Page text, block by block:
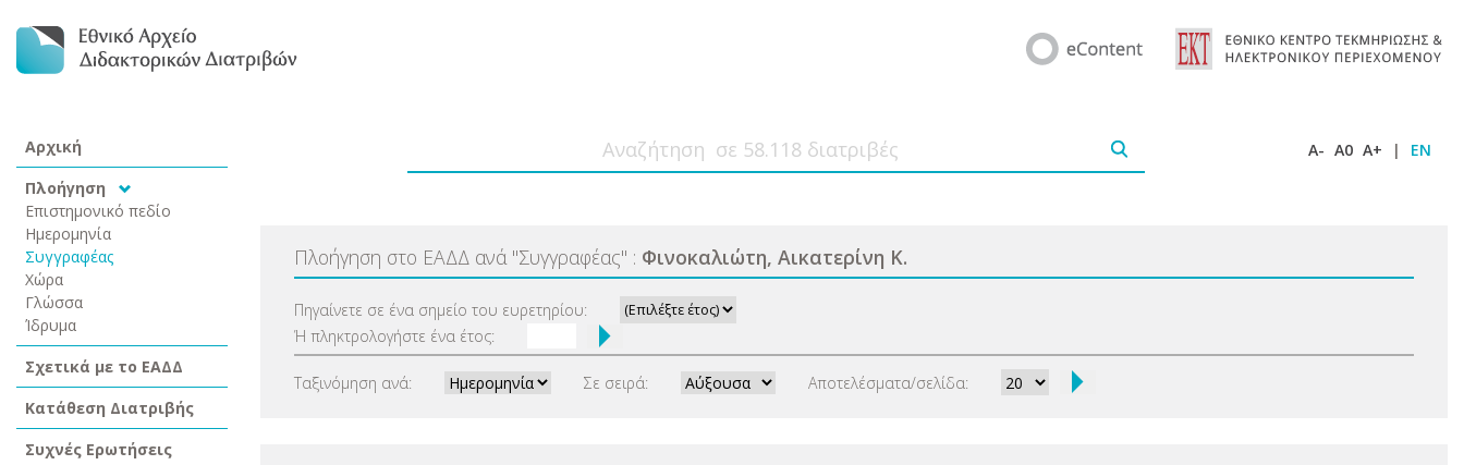
Αρχική
Πλοήγηση
Επιστημονικό πεδίο
Ημερομηνία
Συγγραφέας
Χώρα
Γλώσσα
Ίδρυμα
Σχετικά με το ΕΑΔΔ
Κατάθεση Διατριβής
Συχνές Ερωτήσεις
A- A0 A+ | EN
Πλοήγηση στο ΕΑΔΔ ανά "Συγγραφέας" : Φινοκαλιώτη, Αικατερίνη Κ.
Πηγαίνετε σε ένα σημείο του ευρετηρίου:
Ή πληκτρολογήστε ένα έτος:
Ταξινόμηση ανά: Σε σειρά: Αποτελέσματα/σελίδα: